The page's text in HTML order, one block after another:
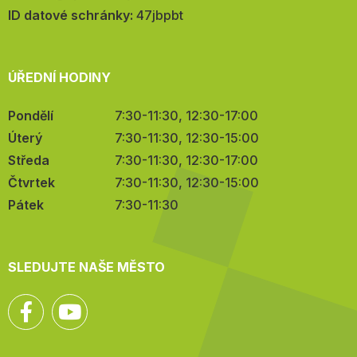
mail:
ID datové schránky: 47jbpbt
ÚŘEDNÍ HODINY
Pondělí
7:30-11:30, 12:30-17:00
Úterý
7:30-11:30, 12:30-15:00
Středa
7:30-11:30, 12:30-17:00
Čtvrtek
7:30-11:30, 12:30-15:00
Pátek
7:30-11:30
SLEDUJTE NAŠE MĚSTO
Facebook